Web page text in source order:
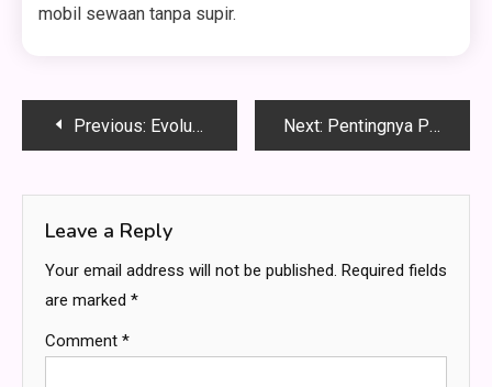
mobil sewaan tanpa supir.
PostPrevious: Evolusi Teknologi Smartphone Android: Dari Awal Hingga Sekarang Next: Pentingnya Perencanaan Pajak Usaha Kecil
Leave a Reply
Your email address will not be published. Required fields
are marked *
Comment *